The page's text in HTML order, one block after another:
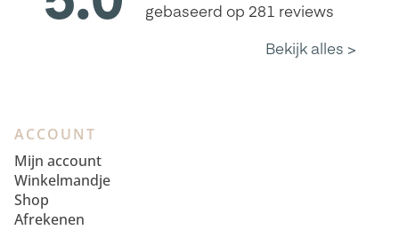
ACCOUNT
Mijn account
Winkelmandje
Shop
Afrekenen